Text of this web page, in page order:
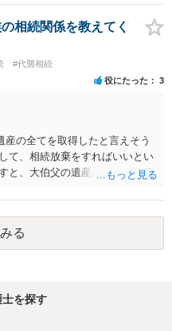
相続関係を教えてく
#代襲相続
役にたった 3
の全てを取得したと言えそう
て、相続放棄をすればいいとい
と、大伯父の遺産の名義がまだ
る
を探す